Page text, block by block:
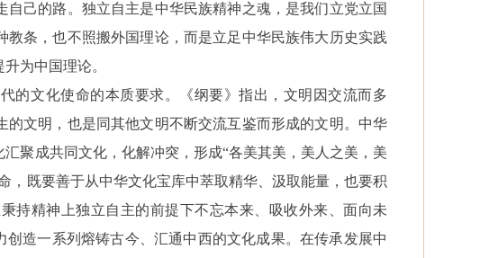
己的路。独立自主是中华民族精神之魂，是我们立党立国
条，也不照搬外国理论，而是立足中华民族伟大历史实践
为中国理论。
的文化使命的本质要求。《纲要》指出，文明因交流而多
文明，也是同其他文明不断交流互鉴而形成的文明。中华
聚成共同文化，化解冲突，形成“各美其美，美人之美，美
，既要善于从中华文化宝库中萃取精华、汲取能量，也要积
持精神上独立自主的前提下不忘本来、吸收外来、面向未
造一系列熔铸古今、汇通中西的文化成果。在传承发展中